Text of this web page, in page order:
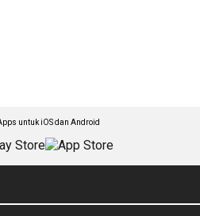
untuk iOS dan Android